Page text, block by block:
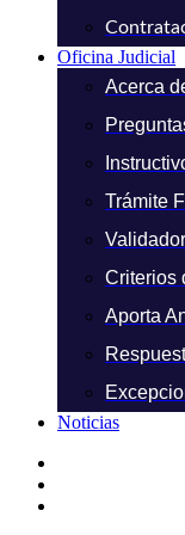
Oficina Judicial
Acerca
Trámite
Criterios
Aporta
Noticias